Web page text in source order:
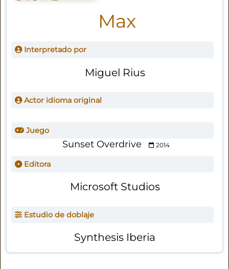
Max
Interpretado por
Miguel Rius
Actor idioma original
Juego
Sunset Overdrive 2014
Editora
Microsoft Studios
Estudio de doblaje
Synthesis Iberia